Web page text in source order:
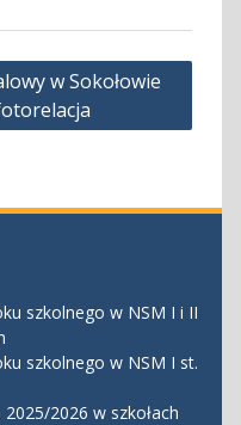
w Sokołowie
szkolnego w NSM I i II
szkolnego w NSM I st.
2026 w szkołach